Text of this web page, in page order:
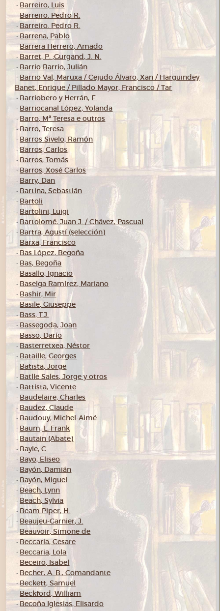
- Barreiro, Luis
- Barreiro. Pedro R.
- Barreiro. Pedro R.
-Barrena, Pablo
-Barrera Herrero, Amado
- Barret, P. ;Gurgand, J. N.
- Barrio Barrio, Julián
- Barrio Val, Maruxa / Cejudo Álvaro, Xan / Harguindey
Banet, Enrique / Pillado Mayor, Francisco / Tar
- Barriobero y Herrán, E.
- Barriocanal López, Yolanda
-Barro, Mª Teresa e outros
- Barro, Teresa
- Barros Sivelo, Ramón
-Barros, Carlos
- Barros, Tomás
- Barros, Xosé Carlos
- Barry, Dan
- Bartina, Sebastián
- Bartoli
- Bartolini, Luigi
- Bartolomé, Juan J. / Chávez, Pascual
- Bartra, Agustí (selección)
- Barxa, Francisco
- Bas López, Begoña
- Bas, Begoña
- Basallo, Ignacio
- Baselga Ramírez, Mariano
- Bashir, Mir
-Basile, Giuseppe
-Bass, T.J.
- Bassegoda, Joan
-Basso, Darío
- Basterretxea, Néstor
- Bataille, Georges
- Batista, Jorge
- Batlle Sales, Jorge y otros
- Battista, Vicente
- Baudelaire, Charles
- Baudez, Claude
- Baudouy, Michel-Aimé
- Baum, L. Frank
- Bautain (Abate)
- Bayle, C.
- Bayo, Eliseo
- Bayón, Damián
- Bayón, Miguel
- Beach, Lynn
- Beach, Sylvia
- Beam Piper, H.
- Beaujeu-Garnier, J.
-Beauvoir, Simone de
- Beccaria, Cesare
- Beccaria, Lola
- Beceiro, Isabel
- Becher, A. B., Comandante
- Beckett, Samuel
- Beckford, William
-Becoña Iglesias, Elisardo